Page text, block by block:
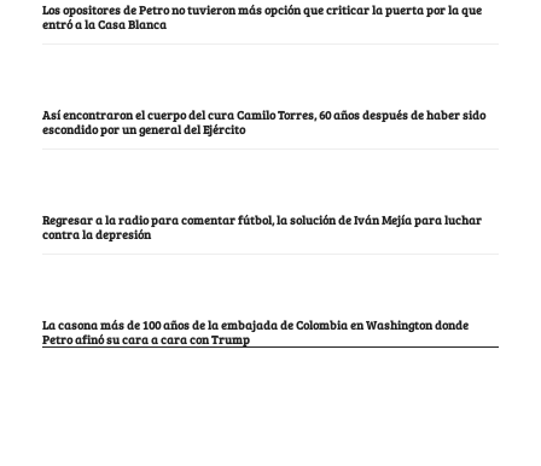
Los opositores de Petro no tuvieron más opción que criticar la puerta por la que
entró a la Casa Blanca
Así encontraron el cuerpo del cura Camilo Torres, 60 años después de haber sido
escondido por un general del Ejército
Regresar a la radio para comentar fútbol, la solución de Iván Mejía para luchar
contra la depresión
La casona más de 100 años de la embajada de Colombia en Washington donde
Petro afinó su cara a cara con Trump